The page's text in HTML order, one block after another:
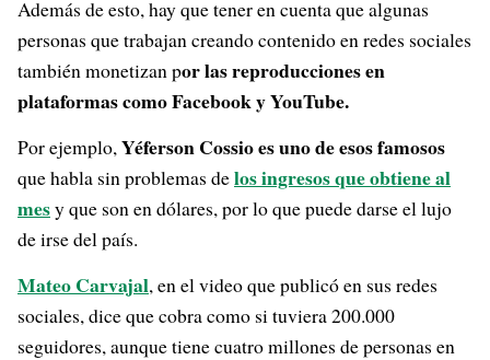
Además de esto, hay que tener en cuenta que algunas
personas que trabajan creando contenido en redes sociales
también monetizan por las reproducciones en
plataformas como Facebook y YouTube.
Por ejemplo,Yéferson Cossio es uno de esos famosos
que habla sin problemas delos ingresos que obtiene al
mesy que son en dólares, por lo que puede darse el lujo
de irse del país.
Mateo Carvajal, en el video que publicó en sus redes
sociales, dice que cobra como si tuviera 200.000
seguidores, aunque tiene cuatro millones de personas en